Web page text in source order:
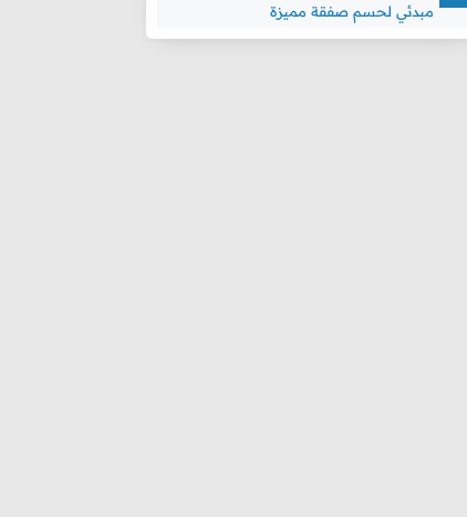
مبدئي لحسم صفقة مميزة